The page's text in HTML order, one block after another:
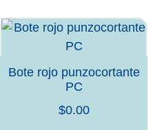
Bote rojo punzocortante
PC
$0.00